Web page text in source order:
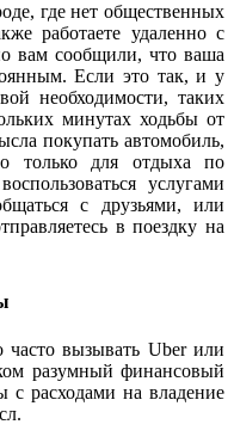
где нет общественных
работаете удаленно с
вам сообщили, что ваша
Если это так, и у
необходимости, таких
минутах ходьбы от
покупать автомобиль,
только для отдыха по
услугами
с друзьями, или
в поездку на
вызывать Uber или
разумный финансовый
с расходами на владение